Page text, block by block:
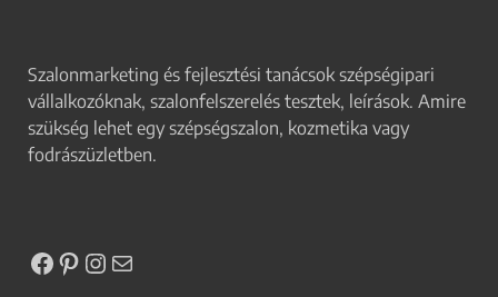
Szalonmarketing és fejlesztési tanácsok szépségipari
vállalkozóknak, szalonfelszerelés tesztek, leírások. Amire
szükség lehet egy szépségszalon, kozmetika vagy
fodrászüzletben.